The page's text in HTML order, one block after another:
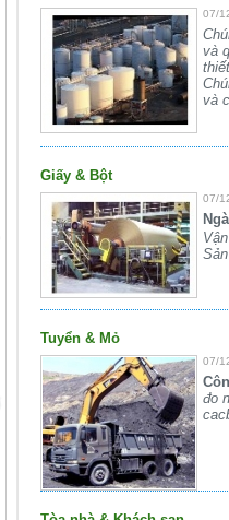
07/
và
và
Giấy & Bột
07/
Tuyển & Mỏ
07/
đo